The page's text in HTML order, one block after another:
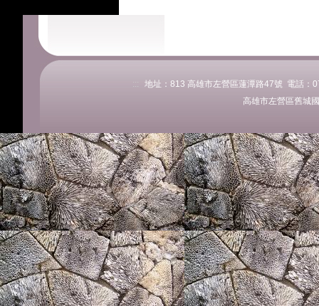
:::
地址：813 高雄市左營區蓮潭路47號 電話
高雄市左營區舊城